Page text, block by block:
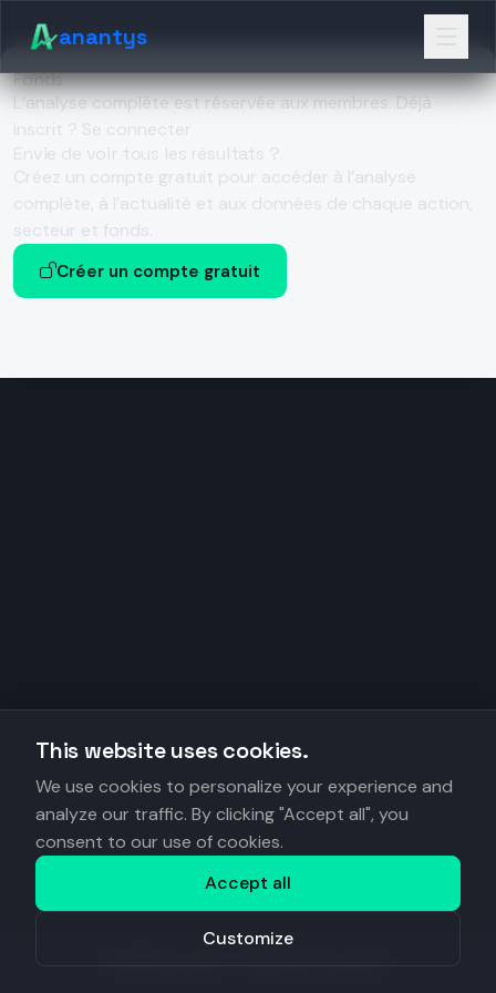
anantys
Fonds
L’analyse complète est réservée aux membres.Déjà
inscrit ? Se connecter
Envie de voir tous les résultats ?
Créez un compte gratuit pour accéder à l’analyse
complète, à l’actualité et aux données de chaque action,
secteur et fonds.
Créer un compte gratuit
This website uses cookies.
We use cookies to personalize your experience and
analyze our traffic. By clicking "Accept all", you
consent to our use of cookies.
Accept all
Customize